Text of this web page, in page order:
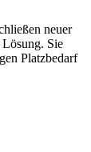
neuer
Sie
Platzbedarf